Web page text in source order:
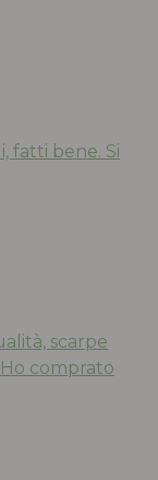
fatti bene. Si
scarpe
comprato